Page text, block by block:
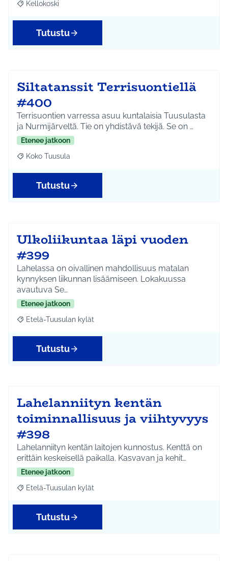
Rajaa tulokset aihepiirin mukaan: Kellokoski
Kellokoski
Tutustu
Siltatanssit Terrisuontiellä
#400
Terrisuontien varressa asuu kuntalaisia Tuusulasta
ja Nurmijärveltä. Tie on yhdistävä tekijä. Se on …
Etenee jatkoon
Rajaa tulokset aihepiirin mukaan: Koko Tuusula
Koko Tuusula
Tutustu
Ulkoliikuntaa läpi vuoden
#399
Lahelassa on oivallinen mahdollisuus matalan
kynnyksen liikunnan lisäämiseen. Lokakuussa
avautuva Se…
Etenee jatkoon
Rajaa tulokset aihepiirin mukaan: Etelä-Tuusulan kylät
Etelä-Tuusulan kylät
Tutustu
Lahelanniityn kentän
toiminnallisuus ja viihtyvyys
#398
Lahelanniityn kentän laitojen kunnostus. Kenttä on
erittäin keskeisellä paikalla. Kasvavan ja kehit…
Etenee jatkoon
Rajaa tulokset aihepiirin mukaan: Etelä-Tuusulan kylät
Etelä-Tuusulan kylät
Tutustu